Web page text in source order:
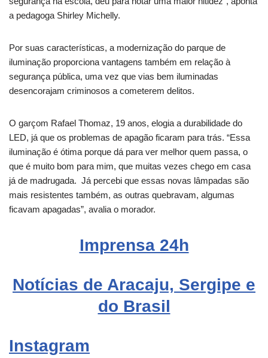
a pedagoga Shirley Michelly.
Por suas características, a modernização do parque de
iluminação proporciona vantagens também em relação à
segurança pública, uma vez que vias bem iluminadas
desencorajam criminosos a cometerem delitos.
O garçom Rafael Thomaz, 19 anos, elogia a durabilidade do
LED, já que os problemas de apagão ficaram para trás. “Essa
iluminação é ótima porque dá para ver melhor quem passa, o
que é muito bom para mim, que muitas vezes chego em casa
já de madrugada. Já percebi que essas novas lâmpadas são
mais resistentes também, as outras quebravam, algumas
ficavam apagadas”, avalia o morador.
Imprensa 24h
Notícias de Aracaju, Sergipe e
do Brasil
Instagram